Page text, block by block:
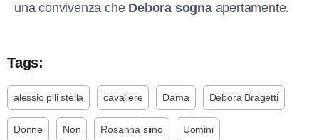
una convivenza che Debora sogna apertamente.
Tags:
alessio pili stella cavaliere Dama Debora Bragetti
Donne Non Rosanna siino Uomini